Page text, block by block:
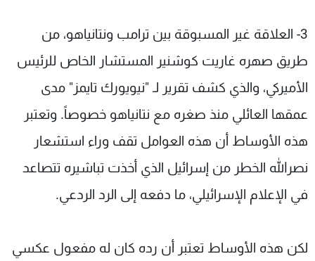
3- العلاقة غير المسبوقة بين ترامب ونتانياهو، من
طريق صهره غاريت كوشنير المستشار الخاص للرئيس
الأميركي، والذي كشف تقرير لـ "نيويورك تايمز" مدى
عمقها العائلي منذ صغره مع نتانياهو خصوصاً. وتعتبر
هذه الأوساط أن هذه العوامل تقف وراء استشعار
نصرالله الخطر من إسرائيل الذي أخذت تباشيره تتصاعد
في الإعلام الإسرائيلي، ما دفعه إلى الرد الردعي.
لكن هذه الأوساط تعتبر أن رده كان له مفعول عكسي